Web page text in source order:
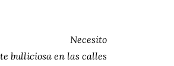
Necesito
bulliciosa en las calles